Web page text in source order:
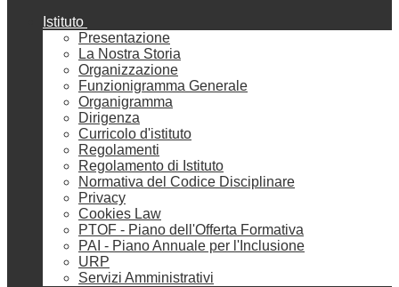
Istituto
Presentazione
La Nostra Storia
Organizzazione
Funzionigramma Generale
Organigramma
Dirigenza
Curricolo d'istituto
Regolamenti
Regolamento di Istituto
Normativa del Codice Disciplinare
Privacy
Cookies Law
PTOF - Piano dell'Offerta Formativa
PAI - Piano Annuale per l'Inclusione
URP
Servizi Amministrativi